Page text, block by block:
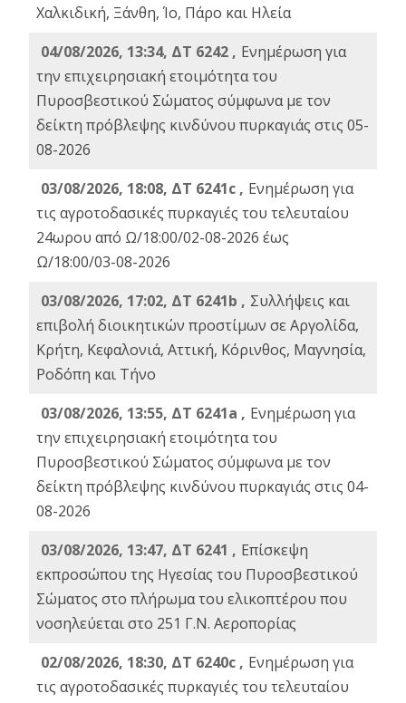
Χαλκιδική, Ξάνθη, Ίο, Πάρο και Ηλεία
04/08/2026, 13:34, ΔΤ 6242 , Ενημέρωση για
την επιχειρησιακή ετοιμότητα του
Πυροσβεστικού Σώματος σύμφωνα με τον
δείκτη πρόβλεψης κινδύνου πυρκαγιάς στις 05-
08-2026
03/08/2026, 18:08, ΔΤ 6241c , Ενημέρωση για
τις αγροτοδασικές πυρκαγιές του τελευταίου
24ωρου από Ω/18:00/02-08-2026 έως
Ω/18:00/03-08-2026
03/08/2026, 17:02, ΔΤ 6241b , Συλλήψεις και
επιβολή διοικητικών προστίμων σε Αργολίδα,
Κρήτη, Κεφαλονιά, Αττική, Κόρινθος, Μαγνησία,
Ροδόπη και Τήνο
03/08/2026, 13:55, ΔΤ 6241a , Ενημέρωση για
την επιχειρησιακή ετοιμότητα του
Πυροσβεστικού Σώματος σύμφωνα με τον
δείκτη πρόβλεψης κινδύνου πυρκαγιάς στις 04-
08-2026
03/08/2026, 13:47, ΔΤ 6241 , Επίσκεψη
εκπροσώπου της Ηγεσίας του Πυροσβεστικού
Σώματος στο πλήρωμα του ελικοπτέρου που
νοσηλεύεται στο 251 Γ.Ν. Αεροπορίας
02/08/2026, 18:30, ΔΤ 6240c , Ενημέρωση για
τις αγροτοδασικές πυρκαγιές του τελευταίου